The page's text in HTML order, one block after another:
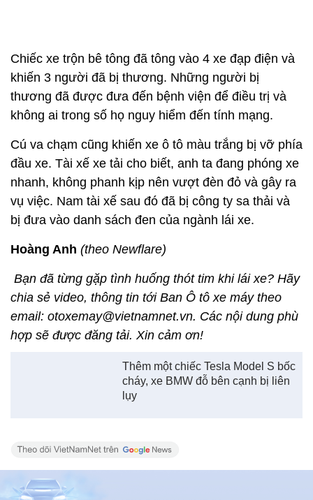
Chiếc xe trộn bê tông đã tông vào 4 xe đạp điện và
khiến 3 người đã bị thương. Những người bị
thương đã được đưa đến bệnh viện để điều trị và
không ai trong số họ nguy hiểm đến tính mạng.
Cú va chạm cũng khiến xe ô tô màu trắng bị vỡ phía
đầu xe. Tài xế xe tải cho biết, anh ta đang phóng xe
nhanh, không phanh kịp nên vượt đèn đỏ và gây ra
vụ việc. Nam tài xế sau đó đã bị công ty sa thải và
bị đưa vào danh sách đen của ngành lái xe.
Hoàng Anh (theo Newflare)
Bạn đã từng gặp tình huống thót tim khi lái xe? Hãy
chia sẻ video, thông tin tới Ban Ô tô xe máy theo
email: otoxemay@vietnamnet.vn. Các nội dung phù
hợp sẽ được đăng tải. Xin cảm ơn!
Thêm một chiếc Tesla Model S bốc
cháy, xe BMW đỗ bên cạnh bị liên
lụy